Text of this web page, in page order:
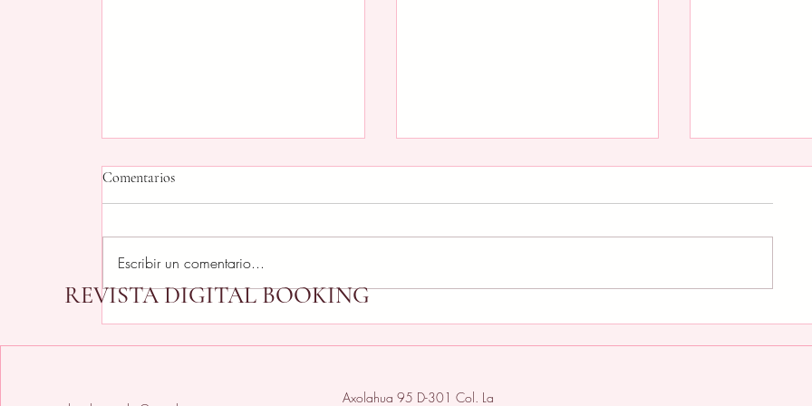
mexicano
Comentarios
Escribir un comentario...
REVISTA DIGITAL BOOKING
Axolahua 95 D-301 Col. La